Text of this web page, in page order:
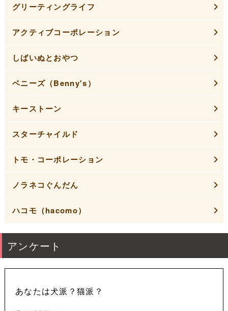
グリーティングライフ
アクティブコーポレーション
しばいぬとおやつ
ベニーズ（Benny's）
キーストーン
スターチャイルド
トモ・コーポレーション
ノラネコぐんだん
ハコモ（hacomo）
アンケート
あなたは犬派？猫派？